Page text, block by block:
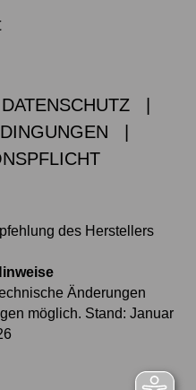
DATENSCHUTZ
des Herstellers
Änderungen
möglich. Stand: Januar